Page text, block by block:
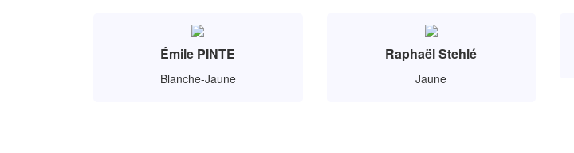
Émile PINTE
Blanche-Jaune
Raphaël Stehlé
Jaune